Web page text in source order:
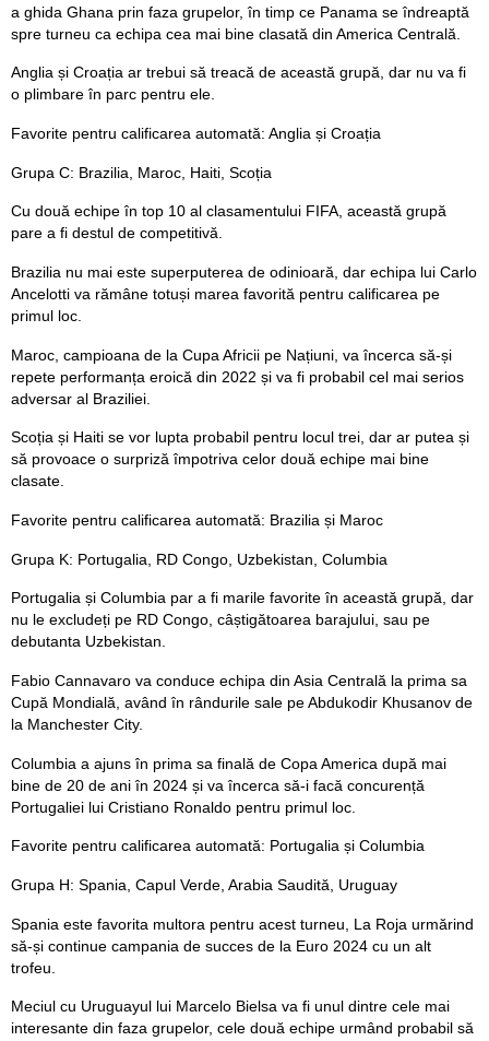
a ghida Ghana prin faza grupelor, în timp ce Panama se îndreaptă
spre turneu ca echipa cea mai bine clasată din America Centrală.
Anglia și Croația ar trebui să treacă de această grupă, dar nu va fi
o plimbare în parc pentru ele.
Favorite pentru calificarea automată: Anglia și Croația
Grupa C: Brazilia, Maroc, Haiti, Scoția
Cu două echipe în top 10 al clasamentului FIFA, această grupă
pare a fi destul de competitivă.
Brazilia nu mai este superputerea de odinioară, dar echipa lui Carlo
Ancelotti va rămâne totuși marea favorită pentru calificarea pe
primul loc.
Maroc, campioana de la Cupa Africii pe Națiuni, va încerca să-și
repete performanța eroică din 2022 și va fi probabil cel mai serios
adversar al Braziliei.
Scoția și Haiti se vor lupta probabil pentru locul trei, dar ar putea și
să provoace o surpriză împotriva celor două echipe mai bine
clasate.
Favorite pentru calificarea automată: Brazilia și Maroc
Grupa K: Portugalia, RD Congo, Uzbekistan, Columbia
Portugalia și Columbia par a fi marile favorite în această grupă, dar
nu le excludeți pe RD Congo, câștigătoarea barajului, sau pe
debutanta Uzbekistan.
Fabio Cannavaro va conduce echipa din Asia Centrală la prima sa
Cupă Mondială, având în rândurile sale pe Abdukodir Khusanov de
la Manchester City.
Columbia a ajuns în prima sa finală de Copa America după mai
bine de 20 de ani în 2024 și va încerca să-i facă concurență
Portugaliei lui Cristiano Ronaldo pentru primul loc.
Favorite pentru calificarea automată: Portugalia și Columbia
Grupa H: Spania, Capul Verde, Arabia Saudită, Uruguay
Spania este favorita multora pentru acest turneu, La Roja urmărind
să-și continue campania de succes de la Euro 2024 cu un alt
trofeu.
Meciul cu Uruguayul lui Marcelo Bielsa va fi unul dintre cele mai
interesante din faza grupelor, cele două echipe urmând probabil să